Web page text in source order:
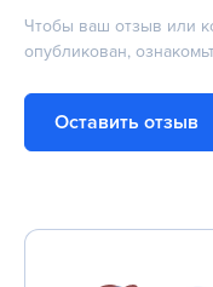
Чтобы ваш отзыв или
опубликован,
Оставить отзыв